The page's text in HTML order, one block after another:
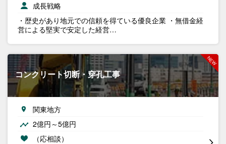
成長戦略
・歴史があり地元での信頼を得ている優良企業 ・無借金経
営による堅実で安定した経営…
コンクリート切断・穿孔工事
関東地方
2億円～5億円
（応相談）